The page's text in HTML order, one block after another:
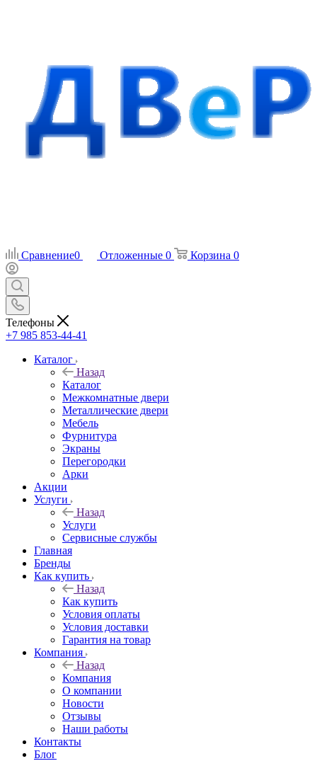
Сравнение0 Отложенные 0 Корзина 0
Телефоны
+7 985 853-44-41
Каталог
Назад
Каталог
Межкомнатные двери
Металлические двери
Мебель
Фурнитура
Экраны
Перегородки
Арки
Акции
Услуги
Назад
Услуги
Сервисные службы
Главная
Бренды
Как купить
Назад
Как купить
Условия оплаты
Условия доставки
Гарантия на товар
Компания
Назад
Компания
О компании
Новости
Отзывы
Наши работы
Контакты
Блог